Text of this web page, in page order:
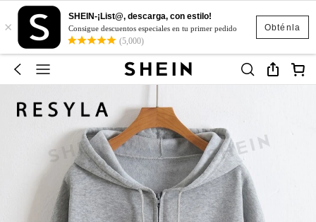
Obténla
×
SHEIN-¡List@, descarga, con estilo!
Consigue descuentos especiales en tu primer pedido
(5,000)